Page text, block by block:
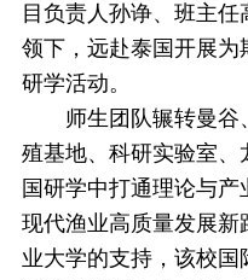
目负责人孙诤、班主
领下，远赴泰国开展
研学活动。
师生团队辗转曼谷
殖基地、科研实验室
国研学中打通理论与
现代渔业高质量发展
业大学的支持，该校